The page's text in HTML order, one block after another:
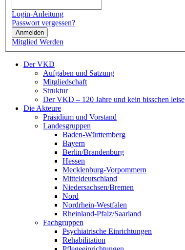
Login-Anleitung
Passwort vergessen?
Anmelden
Mitglied Werden
Der VKD
Aufgaben und Satzung
Mitgliedschaft
Struktur
Der VKD – 120 Jahre und kein bisschen leise
Die Akteure
Präsidium und Vorstand
Landesgruppen
Baden-Württemberg
Bayern
Berlin/Brandenburg
Hessen
Mecklenburg-Vorpommern
Mitteldeutschland
Niedersachsen/Bremen
Nord
Nordrhein-Westfalen
Rheinland-Pfalz/Saarland
Fachgruppen
Psychiatrische Einrichtungen
Rehabilitation